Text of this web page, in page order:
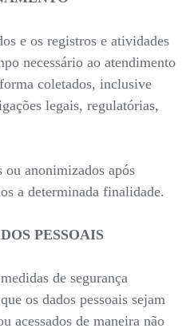
e os registros e atividades
necessário ao atendimento
coletados, inclusive
legais, regulatórias,
ou anonimizados após
a determinada finalidade.
PESSOAIS
de segurança
os dados pessoais sejam
acessados de maneira não